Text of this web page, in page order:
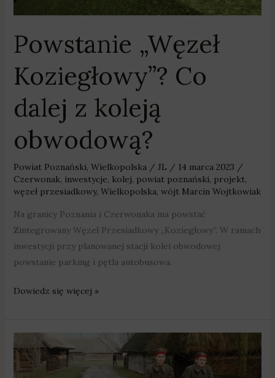
Powstanie „Węzeł
Koziegłowy”? Co
dalej z koleją
obwodową?
Powiat Poznański, Wielkopolska/ JL / 14 marca 2023 /
Czerwonak, inwestycje, kolej, powiat poznański, projekt,
węzeł przesiadkowy, Wielkopolska, wójt Marcin Wojtkowiak
Na granicy Poznania i Czerwonaka ma powstać
Zintegrowany Węzeł Przesiadkowy „Koziegłowy”. W ramach
inwestycji przy planowanej stacji kolei obwodowej
powstanie parking i pętla autobusowa.
Dowiedz się więcej »
Wojskowa
asysta
i